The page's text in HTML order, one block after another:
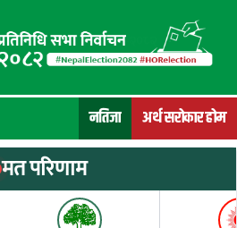
नतिजा अर्थ सरोकार होम
मत परिणाम